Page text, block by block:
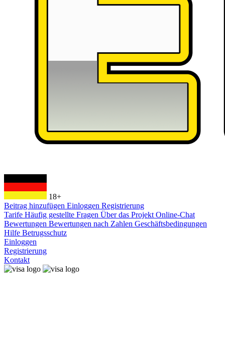
18+
Beitrag hinzufügen Einloggen Registrierung
Tarife Häufig gestellte Fragen Über das Projekt Online-Chat
Bewertungen Bewertungen nach Zahlen Geschäftsbedingungen
Hilfe Betrugsschutz
Einloggen
Registrierung
Kontakt